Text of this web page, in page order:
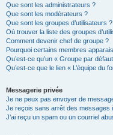
Que sont les administrateurs ?
Que sont les modérateurs ?
Que sont les groupes d’utilisateurs ?
Où trouver la liste des groupes
Comment devenir chef de groupe ?
Pourquoi certains membres
Qu’est-ce qu’un « Groupe par
Qu’est-ce que le lien « L’équipe du
Messagerie privée
Je ne peux pas envoyer de
Je reçois sans arrêt des messages
J’ai reçu un spam ou un courriel